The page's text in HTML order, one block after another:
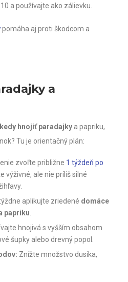
a používajte ako zálievku.
pomáha aj proti škodcom a
a
kedy hnojiť paradajky a papriku,
Tu je orientačný plán:
zvoľte približne 1 týždeň po
výživné, ale nie príliš silné
aplikujte zriedené domáce
papriku
hnojivá s vyšším obsahom
šupky alebo drevný popol.
Znížte množstvo dusíka,